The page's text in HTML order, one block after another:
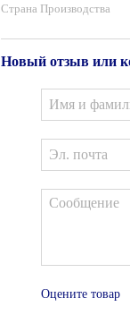
Страна Производства
Новый отзыв или
Оцените товар